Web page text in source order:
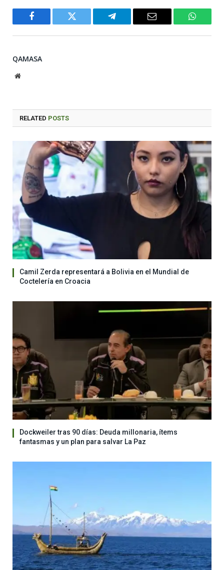
Facebook Twitter Telegram Email
QAMASA
Website
RELATED POSTS
Camil Zerda representará a Bolivia en el Mundial de
Coctelería en Croacia
Dockweiler tras 90 días: Deuda millonaria, ítems
fantasmas y un plan para salvar La Paz